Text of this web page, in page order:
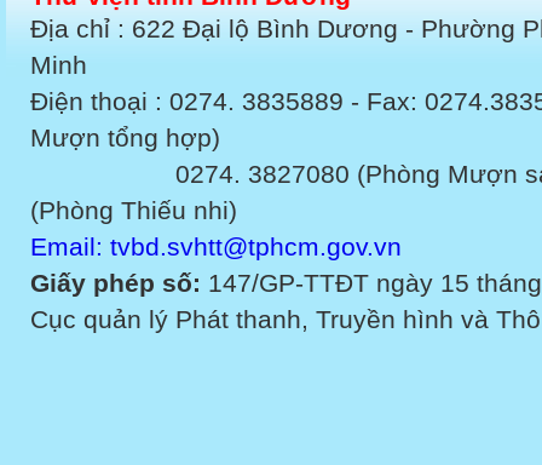
Địa chỉ : 622 Đại lộ Bình Dương - Phường
Minh
Điện thoại : 0274. 3835889 - Fax:
Mượn tổng hợp)
0274. 3827080 (Phòng Mượn sách
(Phòng Thiếu nhi)
Email: tvbd.svhtt@tphcm.gov.vn
Giấy phép số: 147/GP-TTĐT ngày 15
Cục quản lý Phát thanh, Truyền hình và